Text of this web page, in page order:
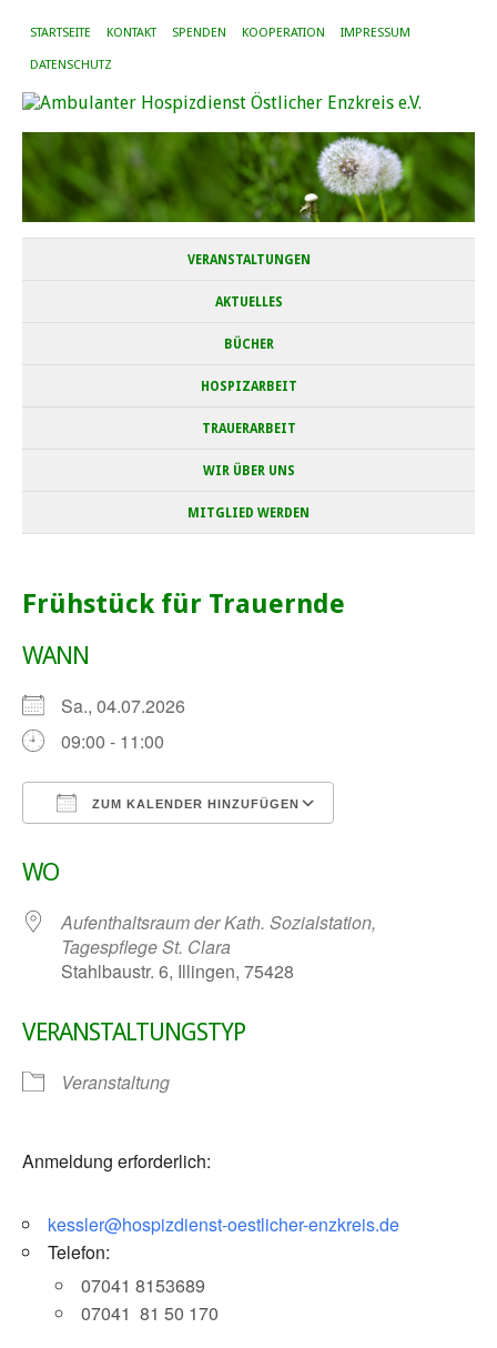
STARTSEITE KONTAKT SPENDEN KOOPERATION IMPRESSUM
DATENSCHUTZ
VERANSTALTUNGEN
AKTUELLES
BÜCHER
HOSPIZARBEIT
TRAUERARBEIT
WIR ÜBER UNS
MITGLIED WERDEN
Frühstück für Trauernde
WANN
Sa., 04.07.2026
09:00 - 11:00
ZUM KALENDER HINZUFÜGEN
WO
Aufenthaltsraum der Kath. Sozialstation,
Tagespflege St. Clara
Stahlbaustr. 6, Illingen, 75428
VERANSTALTUNGSTYP
Veranstaltung
Anmeldung erforderlich:
kessler@hospizdienst-oestlicher-enzkreis.de
Telefon:
07041 8153689
07041 81 50 170